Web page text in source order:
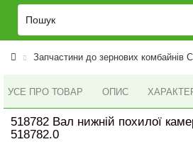
Запчастини до зернових комбайнів
УСЕ ПРО ТОВАР ОПИС
518782 Вал нижній похилої
518782.0